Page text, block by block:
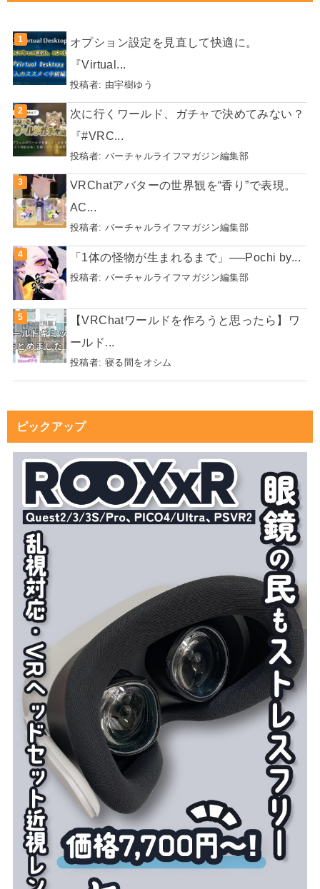
オプション設定を見直して快適に。
『Virtual...
投稿者: 由宇樹ゆう
次に行くワールド、ガチャで決めてみない？
『#VRC...
投稿者: バーチャルライフマガジン編集部
VRChatアバターの世界観を“香り”で表現。
AC...
投稿者: バーチャルライフマガジン編集部
「1体の怪物が生まれるまで」──Pochi by...
投稿者: バーチャルライフマガジン編集部
【VRChatワールドを作ろうと思ったら】ワ
ールド...
投稿者: 寝る間をオシム
ピックアップ